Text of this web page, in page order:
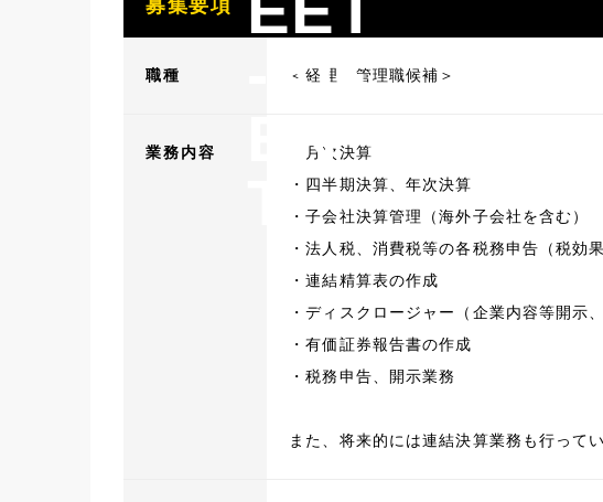
-AG
EN
募集要項
職種 ＜経理 管理職候補＞
業務内容
・月次決算
・四半期決算、年次決算
・子会社決算管理（海外子会社を含む）
・法人税、消費税等の各税務申告（税効
・連結精算表の作成
・ディスクロージャー（企業内容等開示
・有価証券報告書の作成
・税務申告、開示業務
また、将来的には連結決算業務も行って